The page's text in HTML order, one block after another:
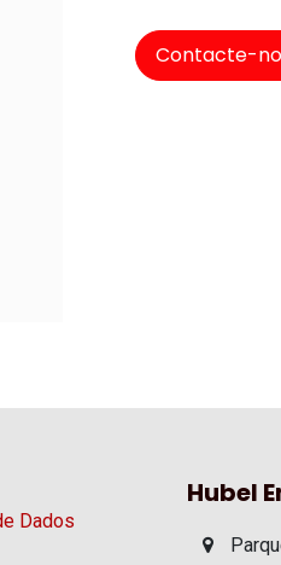
Contacte-
Hubel
Dados